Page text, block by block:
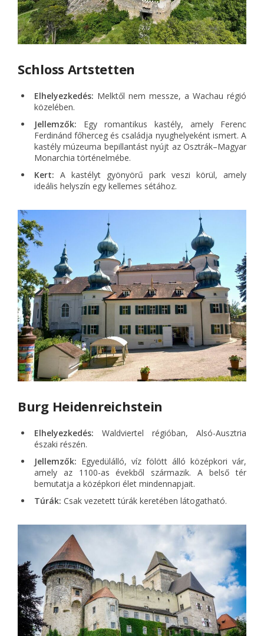
Schloss Artstetten
Elhelyezkedés: Melktől nem messze, a Wachau régió
közelében.
Jellemzők: Egy romantikus kastély, amely Ferenc
Ferdinánd főherceg és családja nyughelyeként ismert. A
kastély múzeuma bepillantást nyújt az Osztrák–Magyar
Monarchia történelmébe.
Kert: A kastélyt gyönyörű park veszi körül, amely
ideális helyszín egy kellemes sétához.
Burg Heidenreichstein
Elhelyezkedés: Waldviertel régióban, Alsó-Ausztria
északi részén.
Jellemzők: Egyedülálló, víz fölött álló középkori vár,
amely az 1100-as évekből származik. A belső tér
bemutatja a középkori élet mindennapjait.
Túrák: Csak vezetett túrák keretében látogatható.